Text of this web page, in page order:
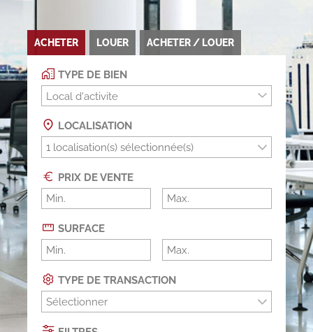
ACHETER LOUER ACHETER / LOUER
TYPE DE BIEN
Local d'activite
LOCALISATION
PRIX DE VENTE
SURFACE
TYPE DE TRANSACTION
Sélectionner